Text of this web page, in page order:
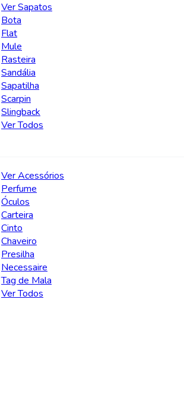
Ver Sapatos
Bota
Flat
Mule
Rasteira
Sandália
Sapatilha
Scarpin
Slingback
Ver Todos
Ver Acessórios
Perfume
Óculos
Carteira
Cinto
Chaveiro
Presilha
Necessaire
Tag de Mala
Ver Todos